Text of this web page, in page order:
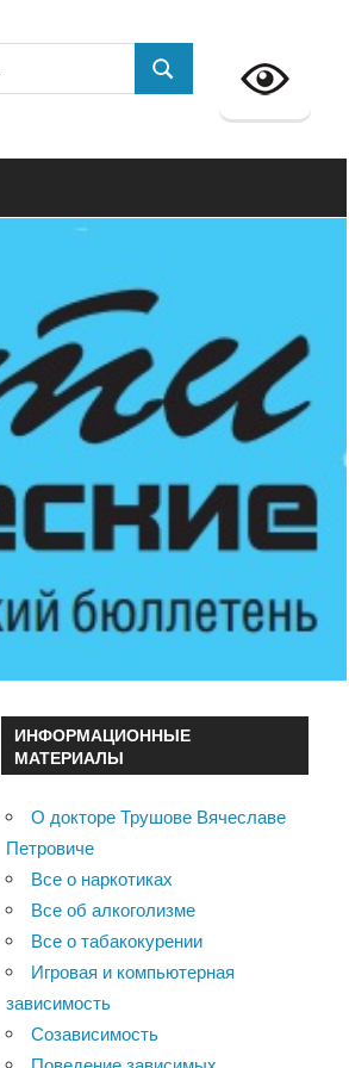
ПОИСК
ИНФОРМАЦИОННЫЕ
МАТЕРИАЛЫ
О докторе Трушове Вячеславе
Петровиче
Все о наркотиках
Все об алкоголизме
Все о табакокурении
Игровая и компьютерная
зависимость
Созависимость